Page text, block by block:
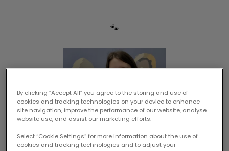
🐾
By clicking “Accept All” you agree to the storing and use of
cookies and tracking technologies on your device to enhance
site navigation, improve the performance of our website, analyse
website use, and assist our marketing efforts.
Select “Cookie Settings” for more information about the use of
cookies and tracking technologies and to adjust your